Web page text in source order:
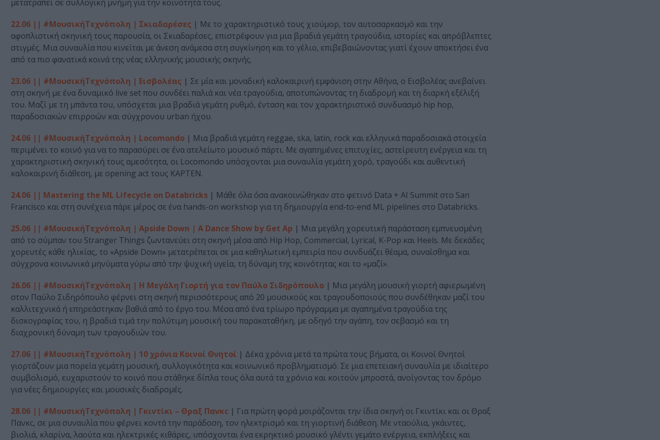
μετατραπεί σε συλλογική μνήμη για την κοινότητά τους.
22.06 || #ΜουσικήΤεχνόπολη | Σκιαδαρέσες | Με το χαρακτηριστικό τους χιούμορ, τον αυτοσαρκασμό και την
αφοπλιστική σκηνική τους παρουσία, οι Σκιαδαρέσες, επιστρέφουν για μια βραδιά γεμάτη τραγούδια, ιστορίες και απρόβλεπτες
στιγμές. Μια συναυλία που κινείται με άνεση ανάμεσα στη συγκίνηση και το γέλιο, επιβεβαιώνοντας γιατί έχουν αποκτήσει ένα
από τα πιο φανατικά κοινά της νέας ελληνικής μουσικής σκηνής.
23.06 || #ΜουσικήΤεχνόπολη | Εισβολέας | Σε μία και μοναδική καλοκαιρινή εμφάνιση στην Αθήνα, ο Εισβολέας ανεβαίνει
στη σκηνή με ένα δυναμικό live set που συνδέει παλιά και νέα τραγούδια, αποτυπώνοντας τη διαδρομή και τη διαρκή εξέλιξή
του. Μαζί με τη μπάντα του, υπόσχεται μια βραδιά γεμάτη ρυθμό, ένταση και τον χαρακτηριστικό συνδυασμό hip hop,
παραδοσιακών επιρροών και σύγχρονου urban ήχου.
24.06 || #ΜουσικήΤεχνόπολη | Locomondo | Μια βραδιά γεμάτη reggae, ska, latin, rock και ελληνικά παραδοσιακά στοιχεία
περιμένει το κοινό για να το παρασύρει σε ένα ατελείωτο μουσικό πάρτι. Με αγαπημένες επιτυχίες, αστείρευτη ενέργεια και τη
χαρακτηριστική σκηνική τους αμεσότητα, οι Locomondo υπόσχονται μια συναυλία γεμάτη χορό, τραγούδι και αυθεντική
καλοκαιρινή διάθεση, με opening act τους KAPTEN.
24.06 || Mastering the ML Lifecycle on Databricks | Μάθε όλα όσα ανακοινώθηκαν στο φετινό Data + AI Summit στο San
Francisco και στη συνέχεια πάρε μέρος σε ένα hands-on workshop για τη δημιουργία end-to-end ML pipelines στο Databricks.
25.06 || #ΜουσικήΤεχνόπολη | Apside Down | A Dance Show by Get Ap | Μια μεγάλη χορευτική παράσταση εμπνευσμένη
από το σύμπαν του Stranger Things ζωντανεύει στη σκηνή μέσα από Hip Hop, Commercial, Lyrical, K-Pop και Heels. Με δεκάδες
χορευτές κάθε ηλικίας, το «Apside Down» μετατρέπεται σε μια καθηλωτική εμπειρία που συνδυάζει θέαμα, συναίσθημα και
σύγχρονα κοινωνικά μηνύματα γύρω από την ψυχική υγεία, τη δύναμη της κοινότητας και το «μαζί».
26.06 || #ΜουσικήΤεχνόπολη | H Μεγάλη Γιορτή για τον Παύλο Σιδηρόπουλο | Μια μεγάλη μουσική γιορτή αφιερωμένη
στον Παύλο Σιδηρόπουλο φέρνει στη σκηνή περισσότερους από 20 μουσικούς και τραγουδοποιούς που συνδέθηκαν μαζί του
καλλιτεχνικά ή επηρεάστηκαν βαθιά από το έργο του. Μέσα από ένα τρίωρο πρόγραμμα με αγαπημένα τραγούδια της
δισκογραφίας του, η βραδιά τιμά την πολύτιμη μουσική του παρακαταθήκη, με οδηγό την αγάπη, τον σεβασμό και τη
διαχρονική δύναμη των τραγουδιών του.
27.06 || #ΜουσικήΤεχνόπολη | 10 χρόνια Κοινοί Θνητοί | Δέκα χρόνια μετά τα πρώτα τους βήματα, οι Κοινοί Θνητοί
γιορτάζουν μια πορεία γεμάτη μουσική, συλλογικότητα και κοινωνικό προβληματισμό. Σε μια επετειακή συναυλία με ιδιαίτερο
συμβολισμό, ευχαριστούν το κοινό που στάθηκε δίπλα τους όλα αυτά τα χρόνια και κοιτούν μπροστά, ανοίγοντας τον δρόμο
για νέες δημιουργίες και μουσικές διαδρομές.
28.06 || #ΜουσικήΤεχνόπολη | Γκιντίκι – Θραξ Πανκc | Για πρώτη φορά μοιράζονται την ίδια σκηνή οι Γκιντίκι και οι Θραξ
Πανκc, σε μια συναυλία που φέρνει κοντά την παράδοση, τον ηλεκτρισμό και τη γιορτινή διάθεση. Με νταούλια, γκάιντες,
βιολιά, κλαρίνα, λαούτα και ηλεκτρικές κιθάρες, υπόσχονται ένα εκρηκτικό μουσικό γλέντι γεμάτο ενέργεια, εκπλήξεις και